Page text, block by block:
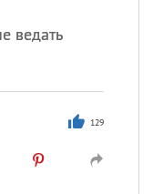
ведать
129